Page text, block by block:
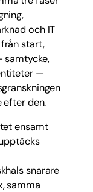
och IT
start,
samtycke,
—
efter den.
ensamt
snarare
samma